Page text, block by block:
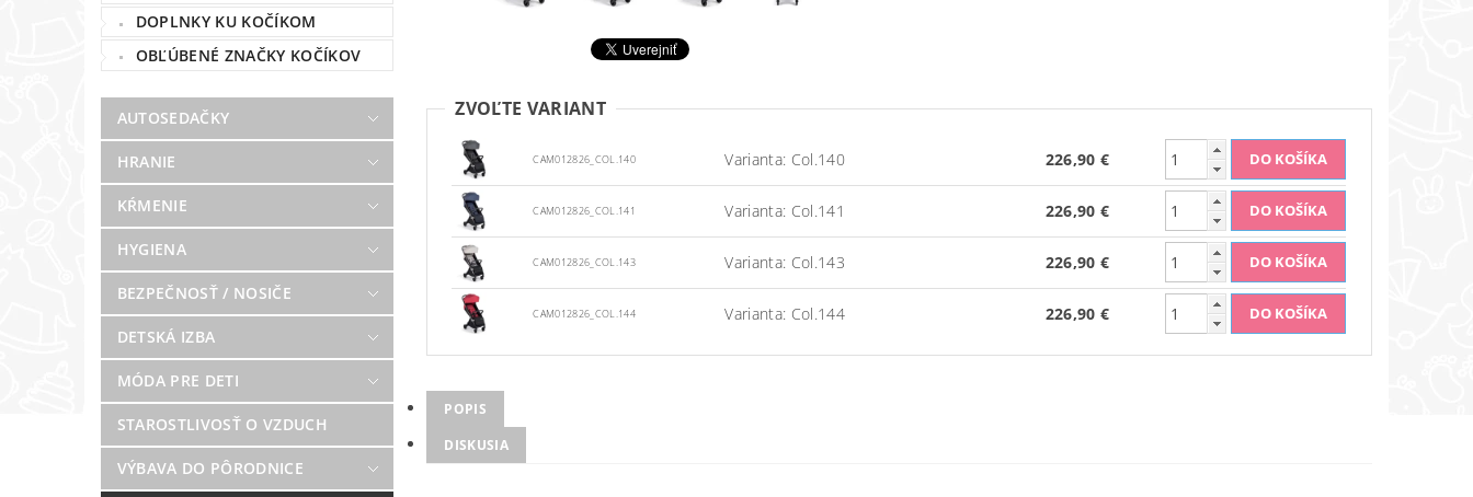
DOPLNKY KU KOČÍKOM
OBĽÚBENÉ ZNAČKY KOČÍKOV
AUTOSEDAČKY
HRANIE
KŔMENIE
HYGIENA
BEZPEČNOSŤ / NOSIČE
DETSKÁ IZBA
MÓDA PRE DETI
STAROSTLIVOSŤ O VZDUCH
VÝBAVA DO PÔRODNICE
ZVOĽTE VARIANT
CAM012826_COL.140 Varianta: Col.140 226,90 €
CAM012826_COL.141 Varianta: Col.141 226,90 €
CAM012826_COL.143 Varianta: Col.143 226,90 €
CAM012826_COL.144 Varianta: Col.144 226,90 €
POPIS
DISKUSIA